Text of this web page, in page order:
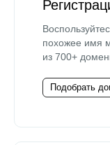
похожее имя
из 700+
Подобрать